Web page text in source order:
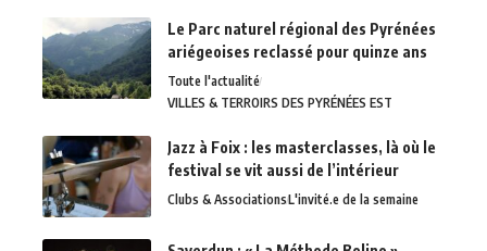
Le Parc naturel régional des Pyrénées
ariégeoises reclassé pour quinze ans
Toute l'actualité
VILLES & TERROIRS DES PYRÉNÉES EST
Jazz à Foix : les masterclasses, là où le
festival se vit aussi de l’intérieur
Clubs & AssociationsL'invité.e de la semaine